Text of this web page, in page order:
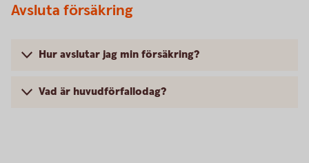
Avsluta försäkring
Hur avslutar jag min försäkring?
Vad är huvudförfallodag?